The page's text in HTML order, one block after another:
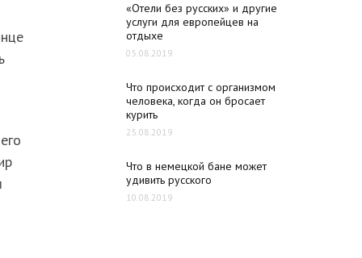
«Отели без русских» и другие
услуги для европейцев на
отдыхе
05.08.2019
Что происходит с организмом
человека, когда он бросает
курить
25.08.2019
Что в немецкой бане может
удивить русского
10.08.2019